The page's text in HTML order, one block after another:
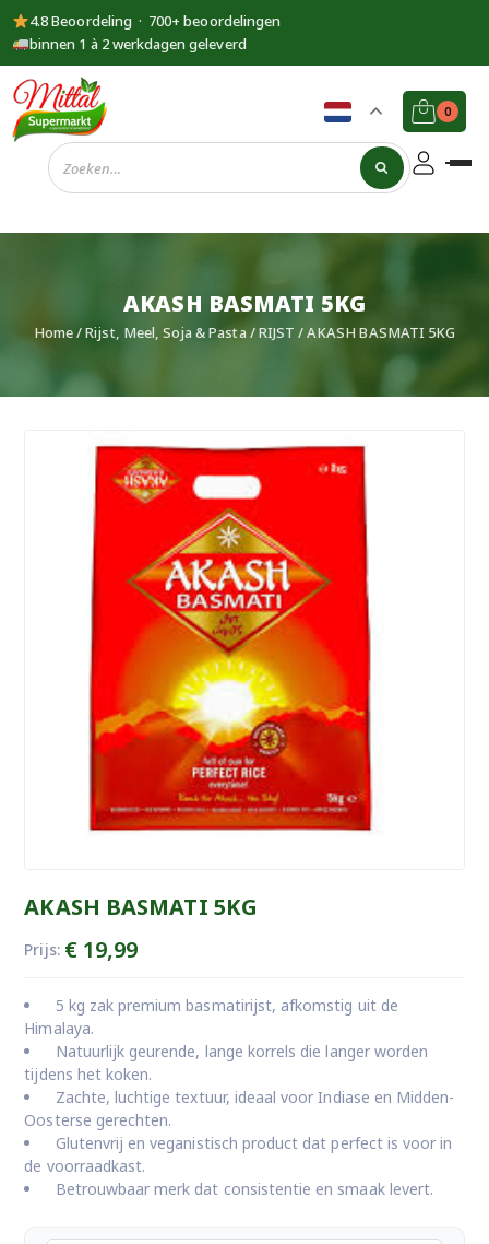
4.8 Beoordeling · 700+ beoordelingen
binnen 1 à 2 werkdagen geleverd
Supermarkt
Mittal
0
AKASH BASMATI 5KG
Home/Rijst, Meel, Soja & Pasta/RIJST / AKASH BASMATI 5KG
AKASH BASMATI 5KG
Prijs: €19,99
5 kg zak premium basmatirijst, afkomstig uit de
Himalaya.
Natuurlijk geurende, lange korrels die langer worden
tijdens het koken.
Zachte, luchtige textuur, ideaal voor Indiase en Midden-
Oosterse gerechten.
Glutenvrij en veganistisch product dat perfect is voor in
de voorraadkast.
Betrouwbaar merk dat consistentie en smaak levert.